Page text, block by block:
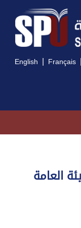
English | Français |
العامة